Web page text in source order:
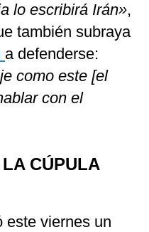
lo escribirá Irán»,
también subraya
a defenderse:
como este [el
con el
CÚPULA
este viernes un